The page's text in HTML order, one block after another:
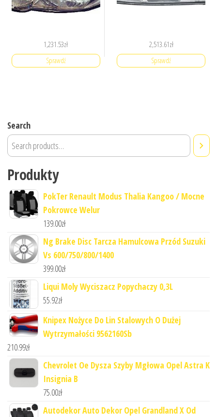
1,231.53zł
Sprawdź
2,513.61zł
Sprawdź
Search
Produkty
PokTer Renault Modus Thalia Kangoo / Mocne
Pokrowce Welur
139.00zł
Ng Brake Disc Tarcza Hamulcowa Przód Suzuki
Vs 600/750/800/1400
399.00zł
Liqui Moly Wyciszacz Popychaczy 0,3L
55.92zł
Knipex Nożyce Do Lin Stalowych O Dużej
Wytrzymałości 9562160Sb
210.99zł
Chevrolet Oe Dysza Szyby Mgłowa Opel Astra K
Insignia B
75.00zł
Autodekor Auto Dekor Opel Grandland X Od